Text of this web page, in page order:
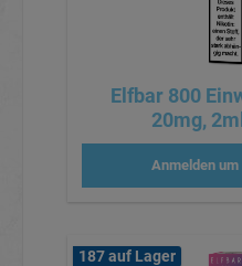
Elfbar 800
20mg,
Anmelden
187 auf Lager